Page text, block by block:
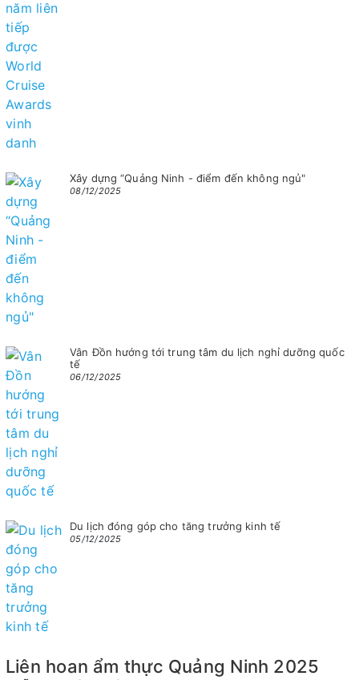
Xây dựng “Quảng Ninh - điểm đến không ngủ"
08/12/2025
Vân Đồn hướng tới trung tâm du lịch nghỉ dưỡng quốc
tế
06/12/2025
Du lịch đóng góp cho tăng trưởng kinh tế
05/12/2025
Liên hoan ẩm thực Quảng Ninh 2025